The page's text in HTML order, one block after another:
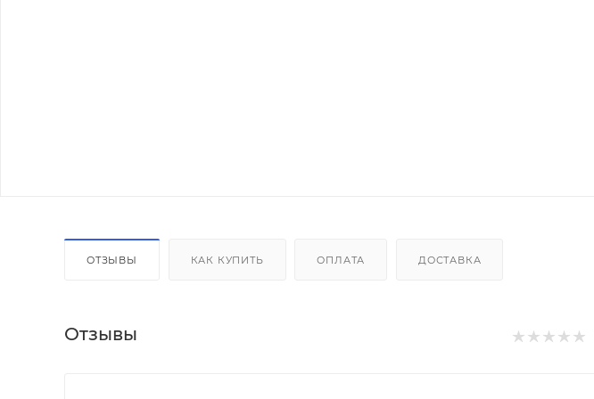
ОТЗЫВЫ КАК КУПИТЬ ОПЛАТА ДОСТАВКА
Отзывы